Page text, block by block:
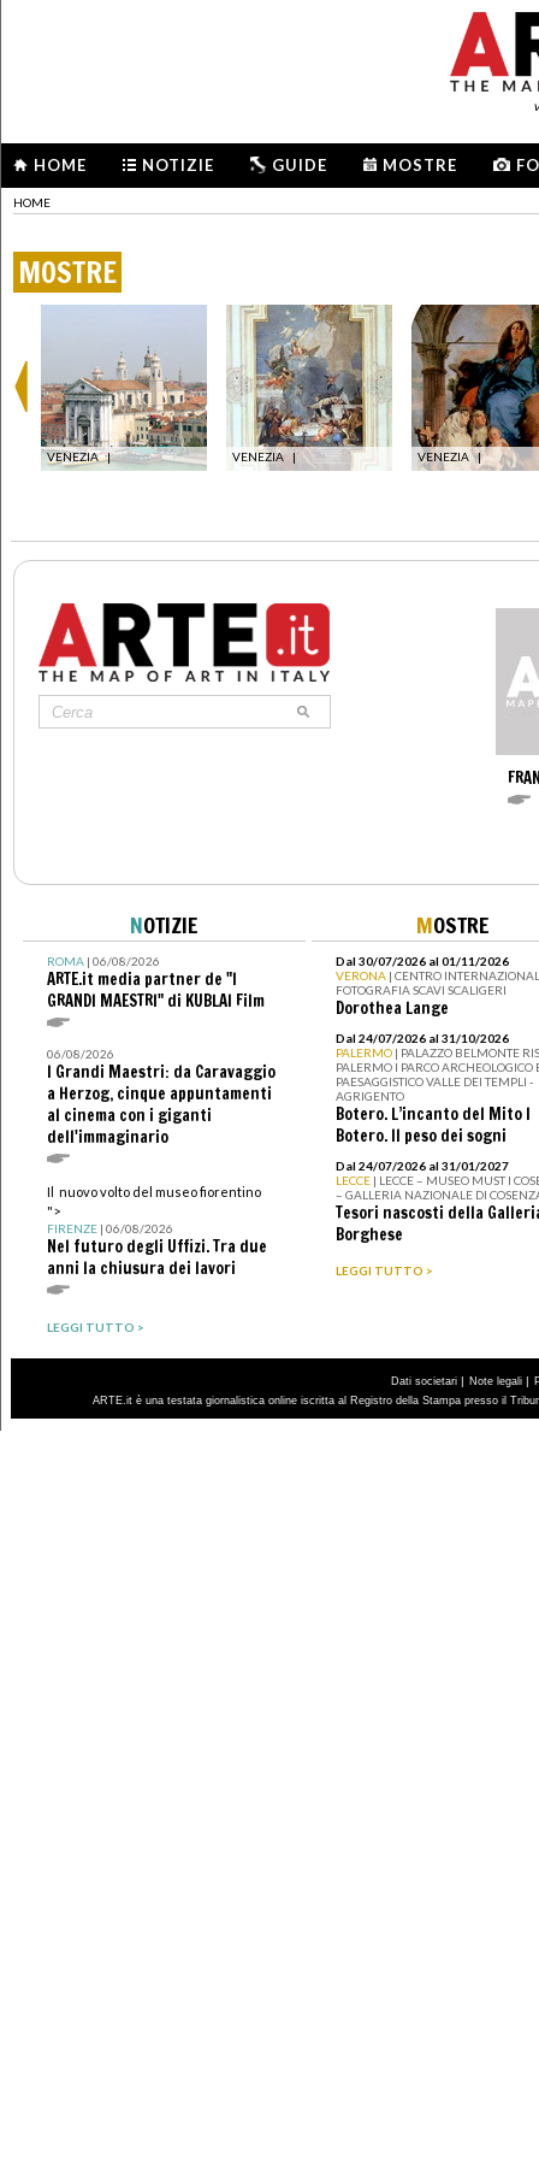
HOME NOTIZIE GUIDE MOSTRE
HOME
MOSTRE
VENEZIA | VENEZIA | VENEZIA |
NOTIZIE
ROMA| 06/08/2026
ARTE.it media partner de "I
GRANDI MAESTRI" di KUBLAI Film
06/08/2026
I Grandi Maestri: da Caravaggio
a Herzog, cinque appuntamenti
al cinema con i giganti
dell'immaginario
Il nuovo volto del museo fiorentino
">
FIRENZE| 06/08/2026
Nel futuro degli Uffizi. Tra due
anni la chiusura dei lavori
LEGGI TUTTO >
MOSTRE
Dal 30/07/2026 al 01/11/2026
VERONA | CENTRO
FOTOGRAFIA SCAVI SCALIGERI
Dorothea Lange
Dal 24/07/2026 al 31/10/2026
PALERMO | PALAZZO BELMONTE
PALERMO I PARCO ARCHEOLOGICO
PAESAGGISTICO VALLE DEI TEMPLI -
AGRIGENTO
Botero. L’incanto del Mito I
Botero. Il peso dei sogni
Dal 24/07/2026 al 31/01/2027
LECCE | LECCE – MUSEO MUST I
– GALLERIA NAZIONALE DI
Tesori nascosti della
Borghese
LEGGI TUTTO >
Dati societari | Note legali |
ARTE.it è una testata giornalistica online iscritta al Registro della Stampa presso il